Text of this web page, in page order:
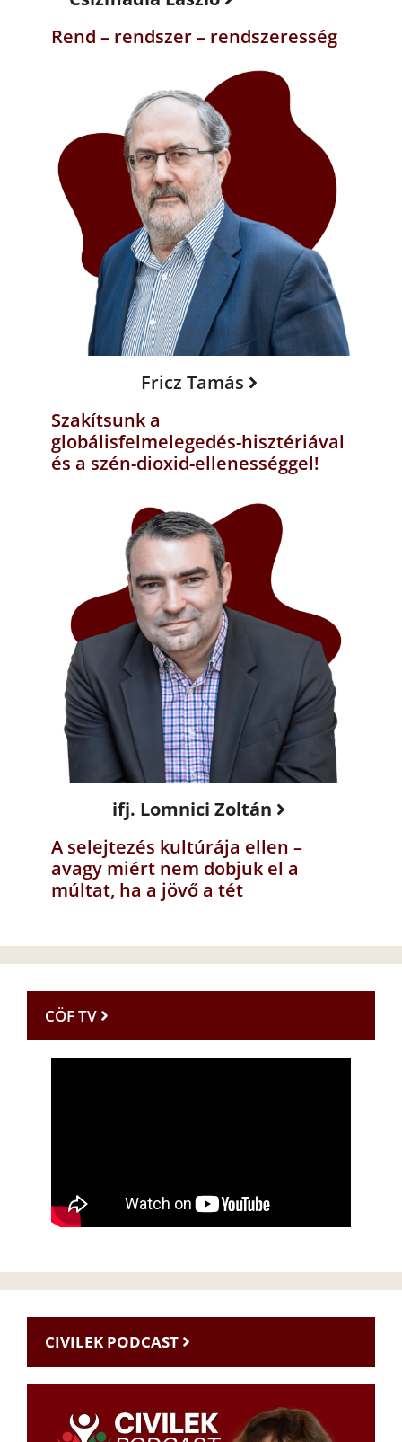
Rend – rendszer – rendszeresség
Fricz Tamás
Szakítsunk a
globálisfelmelegedés-hisztériával
és a szén-dioxid-ellenességgel!
ifj. Lomnici Zoltán
A selejtezés kultúrája ellen –
avagy miért nem dobjuk el a
múltat, ha a jövő a tét
CÖF TV
CIVILEK PODCAST